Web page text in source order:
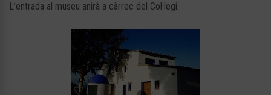
L’entrada al museu anirà a càrrec del Col·legi.